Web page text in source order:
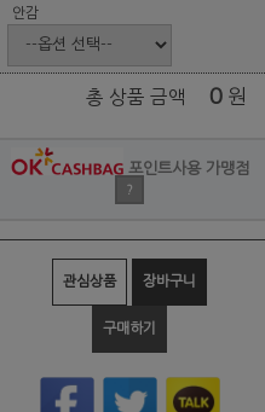
안감
총 상품 금액 0 원
포인트사용 가맹점
?
관심상품 장바구니
구매하기